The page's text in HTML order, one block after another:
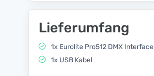
Lieferumfang
1x Eurolite Pro512 DMX Interface
1x USB Kabel